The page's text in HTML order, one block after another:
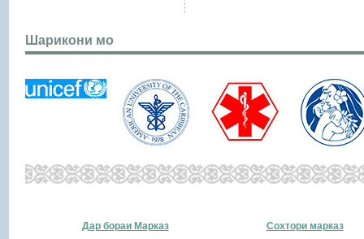
Шарикони мо
Дар бораи Марказ
Сохтори марказ